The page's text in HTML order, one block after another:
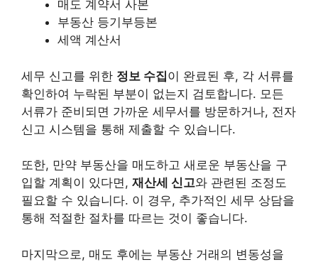
매도 계약서 사본
부동산 등기부등본
세액 계산서
세무 신고를 위한 정보 수집이 완료된 후, 각 서류를
확인하여 누락된 부분이 없는지 검토합니다. 모든
서류가 준비되면 가까운 세무서를 방문하거나, 전자
신고 시스템을 통해 제출할 수 있습니다.
또한, 만약 부동산을 매도하고 새로운 부동산을 구
입할 계획이 있다면, 재산세 신고와 관련된 조정도
필요할 수 있습니다. 이 경우, 추가적인 세무 상담을
통해 적절한 절차를 따르는 것이 좋습니다.
마지막으로, 매도 후에는 부동산 거래의 변동성을